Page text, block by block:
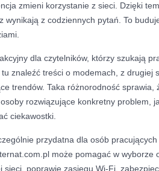
zmieni korzystanie z sieci. Dzięki
wynikają z codziennych pytań. To
dla czytelników, którzy szukają
znaleźć treści o modemach, z drugiej
trendów. Taka różnorodność sprawia,
rozwiązujące konkretny problem,
ciekawostki.
przydatna dla osób
może pomagać w wyborze
sieci, poprawie zasięgu Wi-Fi,